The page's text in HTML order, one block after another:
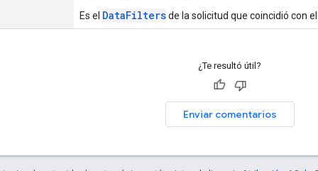
Es el DataFiltersde la solicitud que coincidió con
¿Te resultó útil?
Enviar comentarios